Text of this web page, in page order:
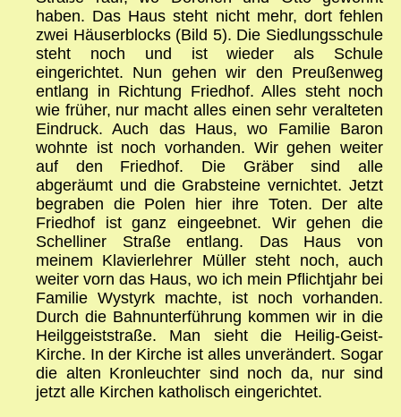
haben. Das Haus steht nicht mehr, dort fehlen
zwei Häuserblocks (Bild 5). Die Siedlungsschule
steht noch und ist wieder als Schule
eingerichtet. Nun gehen wir den Preußenweg
entlang in Richtung Friedhof. Alles steht noch
wie früher, nur macht alles einen sehr veralteten
Eindruck. Auch das Haus, wo Familie Baron
wohnte ist noch vorhanden. Wir gehen weiter
auf den Friedhof. Die Gräber sind alle
abgeräumt und die Grabsteine vernichtet. Jetzt
begraben die Polen hier ihre Toten. Der alte
Friedhof ist ganz eingeebnet. Wir gehen die
Schelliner Straße entlang. Das Haus von
meinem Klavierlehrer Müller steht noch, auch
weiter vorn das Haus, wo ich mein Pflichtjahr bei
Familie Wystyrk machte, ist noch vorhanden.
Durch die Bahnunterführung kommen wir in die
Heilggeiststraße. Man sieht die Heilig-Geist-
Kirche. In der Kirche ist alles unverändert. Sogar
die alten Kronleuchter sind noch da, nur sind
jetzt alle Kirchen katholisch eingerichtet.